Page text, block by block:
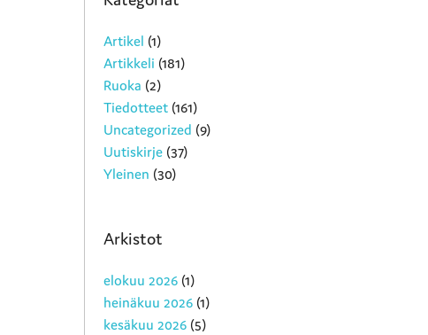
Artikel (1)
Artikkeli (181)
Ruoka (2)
Tiedotteet (161)
Uncategorized (9)
Uutiskirje (37)
Yleinen (30)
Arkistot
elokuu 2026 (1)
heinäkuu 2026 (1)
kesäkuu 2026 (5)